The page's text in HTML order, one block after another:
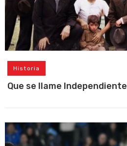
Historia
Que se llame Independiente